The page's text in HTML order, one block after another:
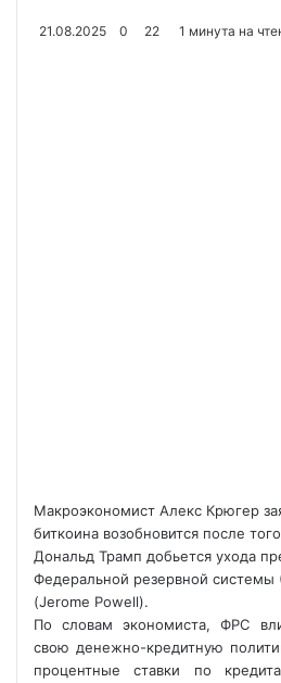
21.08.2025 0 22 1 минута на
Макроэкономист Алекс Крюгер
биткоина возобновится после
Дональд Трамп добьется ухода
Федеральной резервной
(Jerome Powell).
По словам экономиста, ФРС
свою денежно-кредитную
процентные ставки по